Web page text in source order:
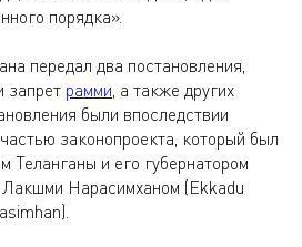
порядка».
передал два постановления,
запрет рамми , а также других
были впоследствии
законопроекта, который был
Теланганы и его губернатором
Нарасимханом (Ekkadu